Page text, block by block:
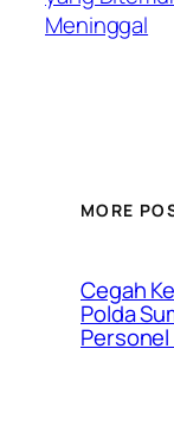
Meninggal
MORE
Cegah
Polda
Personel